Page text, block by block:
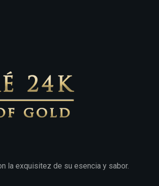
la exquisitez de su esencia y sabor.